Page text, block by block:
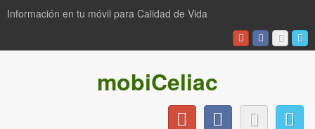
Información en tu móvil para Calidad de Vida
mobiCeliac